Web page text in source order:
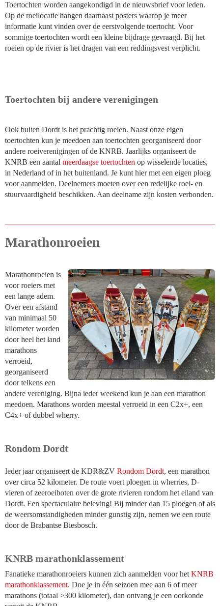
Toertochten worden aangekondigd in de nieuwsbrief voor leden.
Op de roeilocatie hangen daarnaast posters waarop je meer
informatie kunt vinden over de eerstvolgende toertocht. Voor
sommige toertochten wordt een kleine bijdrage gevraagd. Bij het
roeien op de rivier is het dragen van een reddingsvest verplicht.
Toertochten bij andere verenigingen
Ook buiten Dordt is het prachtig roeien. Naast onze eigen
toertochten kun je meedoen aan toertochten georganiseerd door
andere roeiverenigingen of de KNRB. Jaarlijks organiseert de
KNRB een aantal meerdaagse toertochten op wisselende locaties,
in Nederland of in het buitenland. Je kunt hier met een eigen ploeg
voor aanmelden. Deelnemers moeten over een redelijke roei- en
stuurvaardigheid beschikken. Aan deelname zijn kosten verbonden.
Marathonroeien
Marathonroeien is
voor roeiers met
een lange adem.
Over een afstand
van minimaal 50
kilometer worden
door heel het land
marathons
verroeid,
georganiseerd
door telkens een
andere vereniging. Bijna ieder weekend kun je aan een marathon
meedoen. Marathons worden meestal verroeid in een C2x+, een
C4x+ of dubbel wherry.
Rondom Dordt
Ieder jaar organiseert de KDR&ZV Rondom Dordt, een marathon
over circa 52 kilometer. De route voert ploegen in wherries, D-
vieren of zeeroeiboten over de grote rivieren rondom het eiland van
Dordt. Een spectaculaire beleving! Bij minder dan 15 ploegen of als
de weersomstandigheden minder gunstig zijn, nemen we een route
door de Brabantse Biesbosch.
KNRB marathonklassement
Fanatieke marathonroeiers kunnen zich aanmelden voor het KNRB
marathonklassement. Doe je in één seizoen mee aan 6 of meer
marathons (totaal >300 kilometer), dan ontvang je een oorkonde